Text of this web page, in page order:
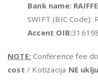
Bank name:
SWIFT (BIC Code):
Accent OIB:
NOTE: Conference fee
cost / Kotizacija NE